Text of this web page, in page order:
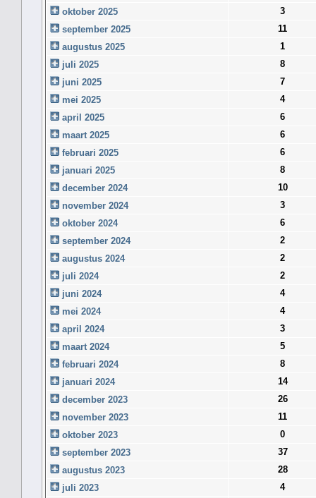
oktober 2025
3
september 2025
11
augustus 2025
1
juli 2025
8
juni 2025
7
mei 2025
4
april 2025
6
maart 2025
6
februari 2025
6
januari 2025
8
december 2024
10
november 2024
3
oktober 2024
6
september 2024
2
augustus 2024
2
juli 2024
2
juni 2024
4
mei 2024
4
april 2024
3
maart 2024
5
februari 2024
8
januari 2024
14
december 2023
26
november 2023
11
oktober 2023
0
september 2023
37
augustus 2023
28
juli 2023
4